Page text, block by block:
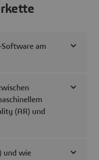
Software am
(AR) und
und wie